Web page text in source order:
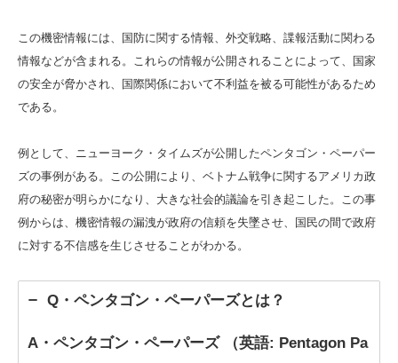
この機密情報には、国防に関する情報、外交戦略、諜報活動に関わる
情報などが含まれる。これらの情報が公開されることによって、国家
の安全が脅かされ、国際関係において不利益を被る可能性があるため
である。
例として、ニューヨーク・タイムズが公開したペンタゴン・ペーパー
ズの事例がある。この公開により、ベトナム戦争に関するアメリカ政
府の秘密が明らかになり、大きな社会的議論を引き起こした。この事
例からは、機密情報の漏洩が政府の信頼を失墜させ、国民の間で政府
に対する不信感を生じさせることがわかる。
Q・ペンタゴン・ペーパーズとは？
A・ペンタゴン・ペーパーズ （英語: Pentagon Pa